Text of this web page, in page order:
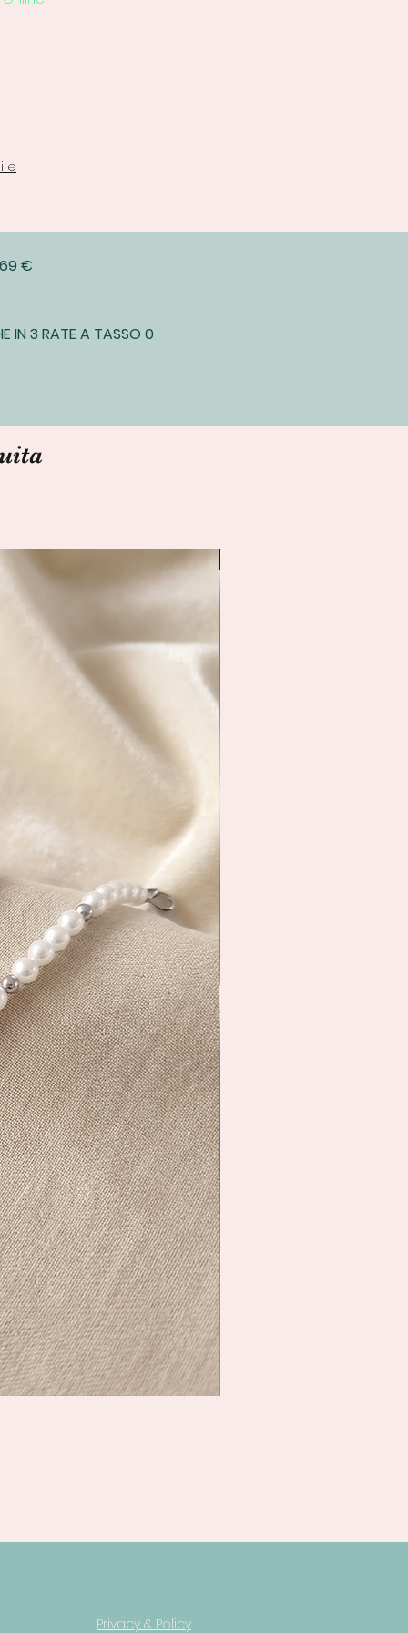
e
69 €
IN 3 RATE A TASSO 0
Privacy & Policy